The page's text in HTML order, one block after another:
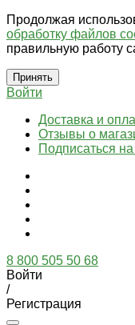
Продолжая
обработку файлов
правильную работу
Принять
Войти
Доставка и
Отзывы о
Подписаться
8 800 505 50 68
Войти
/
Регистрация